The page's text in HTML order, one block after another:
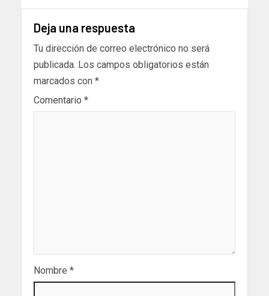
Deja una respuesta
Tu dirección de correo electrónico no será
publicada. Los campos obligatorios están
marcados con *
Comentario *
Nombre *